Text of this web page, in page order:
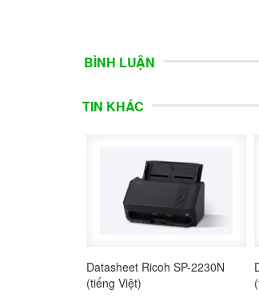
BÌNH LUẬN
TIN KHÁC
Datasheet Ricoh SP-2230N
(tiếng Việt)